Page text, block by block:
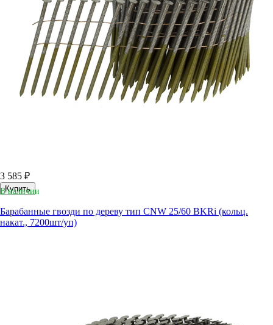
3 585 ₽
Купить
В наличии
Барабанные гвозди по дереву тип CNW 25/60 BKRi (кольц.
накат., 7200шт/уп)